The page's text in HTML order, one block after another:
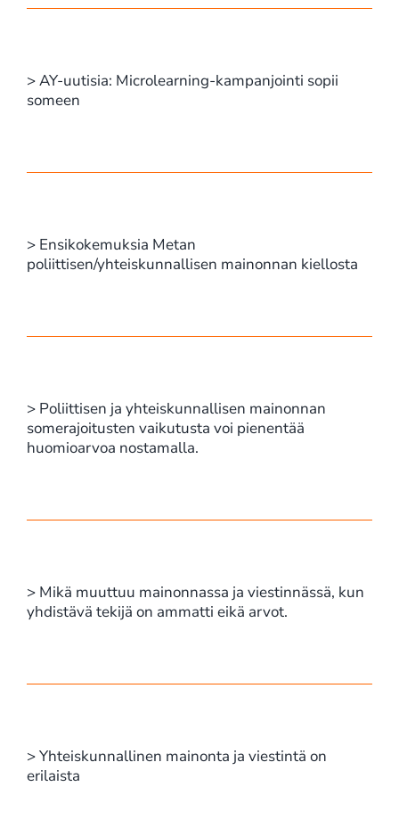
> AY-uutisia: Microlearning-kampanjointi sopii
someen
> Ensikokemuksia Metan
poliittisen/yhteiskunnallisen mainonnan kiellosta
> Poliittisen ja yhteiskunnallisen mainonnan
somerajoitusten vaikutusta voi pienentää
huomioarvoa nostamalla.
> Mikä muuttuu mainonnassa ja viestinnässä, kun
yhdistävä tekijä on ammatti eikä arvot.
> Yhteiskunnallinen mainonta ja viestintä on
erilaista